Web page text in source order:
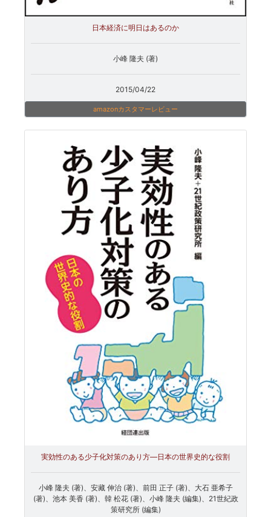
日本経済に明日はあるのか
小峰 隆夫 (著)
2015/04/22
amazonカスタマーレビュー
実効性のある少子化対策のあり方―日本の世界史的な役割
小峰 隆夫 (著)、安藏 伸治 (著)、前田 正子 (著)、大石 亜希子
(著)、池本 美香 (著)、韓 松花 (著)、小峰 隆夫 (編集)、21世紀政
策研究所 (編集)